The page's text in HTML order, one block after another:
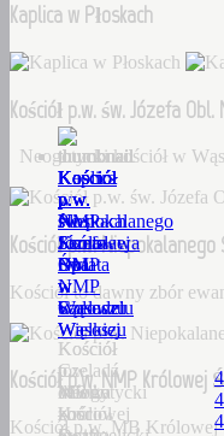
Kaplica w Płoskach
Kościół p.w. św. Józefa
Neogotycki kościół w
Kościół p.w.
Kościół to dawny zbór
Kościół p.w. NMP
Kościół p.w. MB
Kościół
p.w.
św.
Stanisława
Bpa
w
Czeladzi
Wielkiej
Czeladź
Wielka
–
Kaplica
w
Płoskach
Kościół
p.w.
św.
Józefa
Obl.
NMP
w
Wąsoszu
Neogotycki
kościół
Kościół
p.w.
Niepokalanego
Serca
NMP
w
Wąsoszu
Kościół
to
dawny
zbór
Kościół
p.w.
NMP
Królowej
Świata
w
Sądowelu
Kościół
p.w.
MB
Królowej